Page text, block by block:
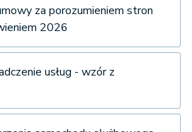
za porozumieniem stron
2026
usług - wzór z